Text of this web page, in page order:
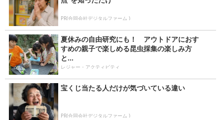
PR(合同会社デジタルファーム )
夏休みの自由研究にも！ アウトドアにおす
すめの親子で楽しめる昆虫採集の楽しみ方
と...
レジャー・アクティビティ
宝くじ当たる人だけが気づいている違い
PR(合同会社デジタルファーム )